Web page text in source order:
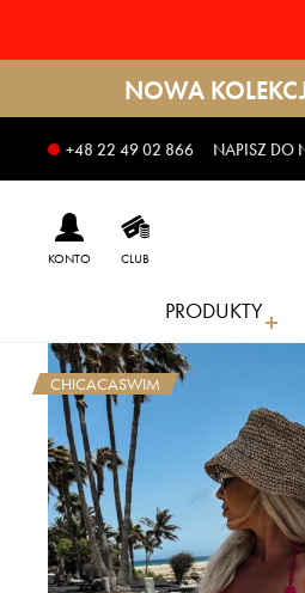
NOWA
+48 22 49 02 866 NAPISZ DO
KONTO CLUB
PRODUKTY
CHICACASWIM